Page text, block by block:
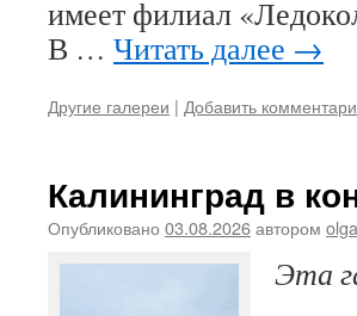
имеет филиал
В … Читать далее →
Другие галереи | Добавить
Калининград в
Опубликовано 03.08.2026автором olga
Эта